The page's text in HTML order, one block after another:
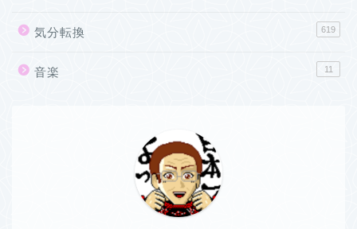
気分転換 619
音楽 11